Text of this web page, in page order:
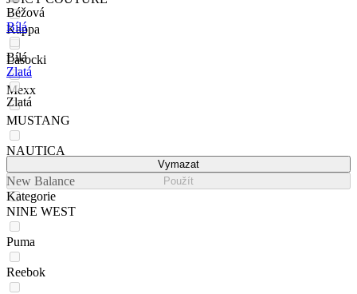
Kappa
Lasocki
Mexx
MUSTANG
NAUTICA
New Balance
NINE WEST
Puma
Reebok
Béžová
Bílá
Bílá
Zlatá
Zlatá
Vymazat
Použít
Kategorie